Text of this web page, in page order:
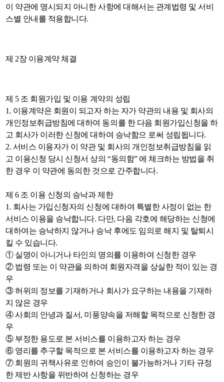
이 약관에 명시되지 아니한 사항에 대해서는 관계법령 및 서비
스별 안내를 적용합니다.
제 2장 이용계약 체결
제 5 조 회원가입 및 이용 계약의 성립
1. 이용계약은 회원이 되고자 하는 자가 약관의 내용 및 회사의
개인정보취급방침에 대하여 동의를 한 다음 회원가입신청을 하
고 회사가 이러한 신청에 대하여 승낙함으 로써 성립됩니다.
2. 서비스 이용자가 이 약관 및 회사의 개인정보취급방침을 읽
고 이용신청 당시 신청서 상의 “동의함” 에 체크하는 방법을 취
한 경우 이 약관에 동의한 것으로 간주합니다.
제 6 조 이용 신청의 승낙과 제한
1. 회사는 가입신청자의 신청에 대하여 특별한 사정이 없는 한
서비스 이용을 승낙합니다. 다만, 다음 각호에 해당하는 신청에
대하여는 승낙하지 않거나 승낙 후에도 임의로 해지 및 탈퇴시
킬 수 있습니다.
① 실명이 아니거나 타인의 명의를 이용하여 신청한 경우
② 법령 또는 이 약관을 의하여 회원자격을 상실한 적이 있는 경
우
③ 허위의 정보를 기재하거나 회사가 요구하는 내용을 기재하
지 않은 경우
④ 사회의 안녕과 질서, 미풍양속을 저해할 목적으로 신청한 경
우
⑤ 부정한 용도로 본 서비스를 이용하고자 하는 경우
⑥ 영리를 추구할 목적으로 본 서비스를 이용하고자 하는 경우
⑦ 회원의 귀책사유로 인하여 승인이 불가능하거나 기타 규정
한 제반 사항을 위반하여 신청하는 경우